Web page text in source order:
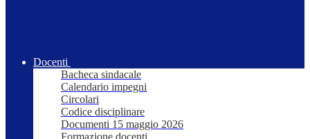
Docenti
Bacheca sindacale
Calendario impegni
Circolari
Codice disciplinare
Documenti 15 maggio 2026